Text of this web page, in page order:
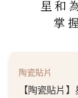
星和
掌
陶瓷貼片
【陶瓷貼片